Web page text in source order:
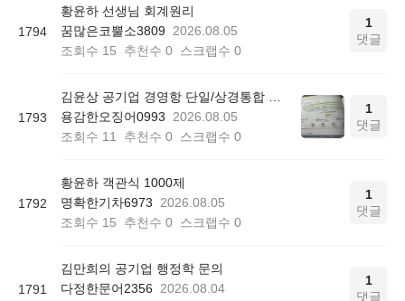
1794
황윤하 선생님 회계원리
꿈많은코뿔소3809
2026.08.05
조회수 15 추천수 0 스크랩수 0
1
댓글
1793
용감한오징어0993
2026.08.05
조회수 11 추천수 0 스크랩수 0
1
댓글
1792
황윤하 객관식 1000제
명확한기차6973
2026.08.05
조회수 15 추천수 0 스크랩수 0
1
댓글
1791
김만희의 공기업 행정학 문의
다정한문어2356
2026.08.04
1
댓글